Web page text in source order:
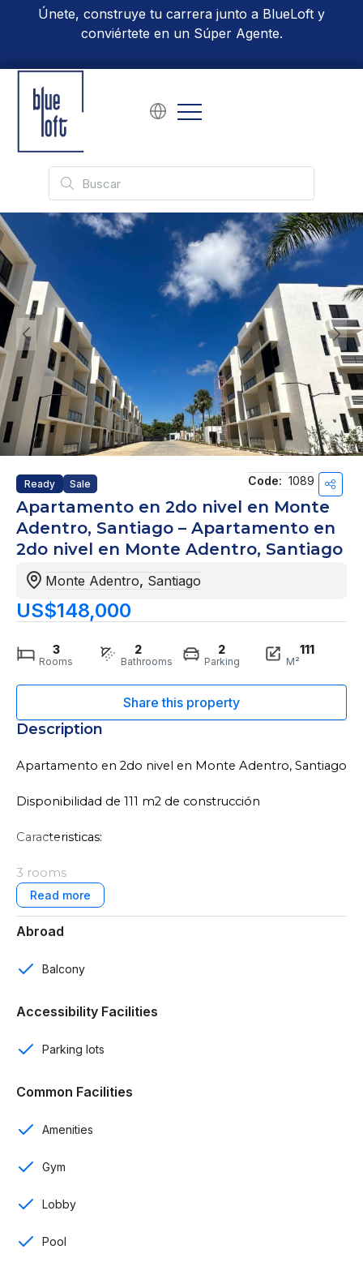
Únete, construye tu carrera junto a BlueLoft y
conviértete en un Súper Agente.
Ready Sale Code: 1089
Apartamento en 2do nivel en Monte
Adentro, Santiago – Apartamento en
2do nivel en Monte Adentro, Santiago
Monte Adentro, Santiago
US$148,000
3
Rooms
2
Bathrooms
2
Parking
111
M²
Description
Apartamento en 2do nivel en Monte Adentro, Santiago
Disponibilidad de 111 m2 de construcción
Caracteristicas:
3 rooms
2 baños
Parkings de visitas
Cocina
Sala
Comedor
Balcón
Cisterna
Abroad
Balcony
Accessibility Facilities
Parking lots
Common Facilities
Amenities
Gym
Lobby
Pool